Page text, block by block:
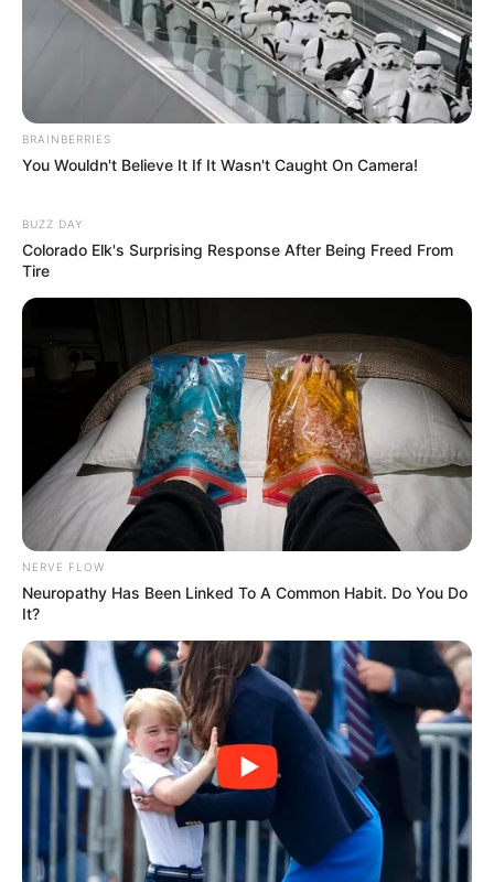
BRAINBERRIES
You Wouldn't Believe It If It Wasn't Caught On Camera!
BUZZ DAY
Colorado Elk's Surprising Response After Being Freed From
Tire
NERVE FLOW
Neuropathy Has Been Linked To A Common Habit. Do You Do
It?